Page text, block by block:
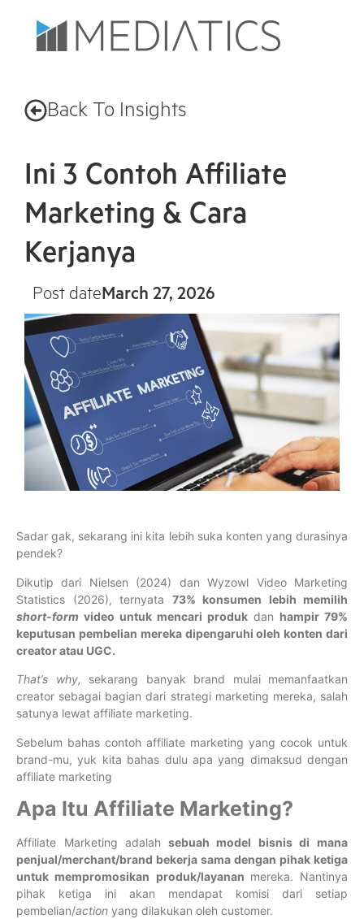
Back To Insights
Ini 3 Contoh Affiliate
Marketing & Cara
Kerjanya
Post dateMarch 27, 2026
Sadar gak, sekarang ini kita lebih suka konten yang durasinya
pendek?
Dikutip dari Nielsen (2024) dan Wyzowl Video Marketing
Statistics (2026), ternyata 73% konsumen lebih memilih
short-form video untuk mencari produk dan hampir 79%
keputusan pembelian mereka dipengaruhi oleh konten dari
creator atau UGC.
That’s why, sekarang banyak brand mulai memanfaatkan
creator sebagai bagian dari strategi marketing mereka, salah
satunya lewat affiliate marketing.
Sebelum bahas contoh affiliate marketing yang cocok untuk
brand-mu, yuk kita bahas dulu apa yang dimaksud dengan
affiliate marketing
Apa Itu Affiliate Marketing?
Affiliate Marketing adalah sebuah model bisnis di mana
penjual/merchant/brand bekerja sama dengan pihak ketiga
untuk mempromosikan produk/layanan mereka. Nantinya
pihak ketiga ini akan mendapat komisi dari setiap
pembelian/action yang dilakukan oleh customer.